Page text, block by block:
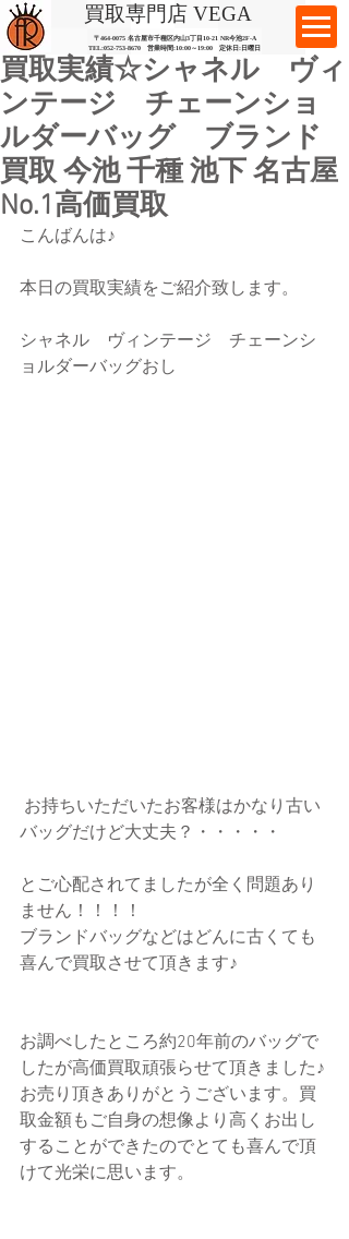
​買取専門店 VEGA
〒464-0075 名古屋市千種区内山3丁目10-21 ​ NR今池2F-A​
TEL:052-753-8670 営業時間:10:00～19:00​ 定休日:日曜日
買取実績☆シャネル ヴィ
ンテージ チェーンショ
ルダーバッグ ブランド
買取 今池 千種 池下 名古屋
No.1高価買取
こんばんは♪
本日の買取実績をご紹介致します。
シャネル　ヴィンテージ　チェーンシ
ョルダーバッグおし
バッグだけど大丈夫？・・・・・
とご心配されてましたが全く問題あり
ません！！！！
ブランドバッグなどはどんに古くても
喜んで買取させて頂きます♪
お調べしたところ約20年前のバッグで
したが高価買取頑張らせて頂きました♪
お売り頂きありがとうございます。買
取金額もご自身の想像より高くお出し
することができたのでとても喜んで頂
けて光栄に思います。